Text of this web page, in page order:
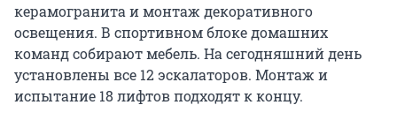
керамогранита и монтаж декоративного
освещения. В спортивном блоке домашних
команд собирают мебель. На сегодняшний день
установлены все 12 эскалаторов. Монтаж и
испытание 18 лифтов подходят к концу.